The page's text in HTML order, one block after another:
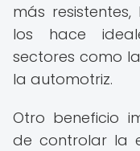
más
los hace
sectores como
la automotriz.
Otro beneficio
de controlar la